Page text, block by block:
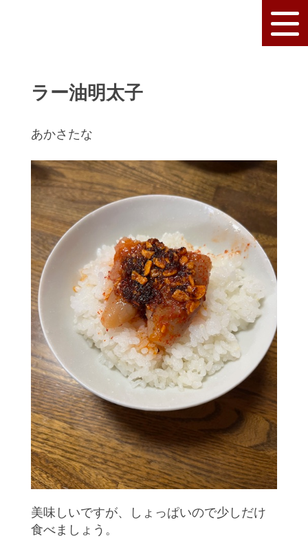
ラー油明太子
あかさたな
美味しいですが、しょっぱいので少しだけ
食べましょう。